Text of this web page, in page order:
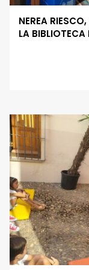
NEREA
LA BIBLIOTECA